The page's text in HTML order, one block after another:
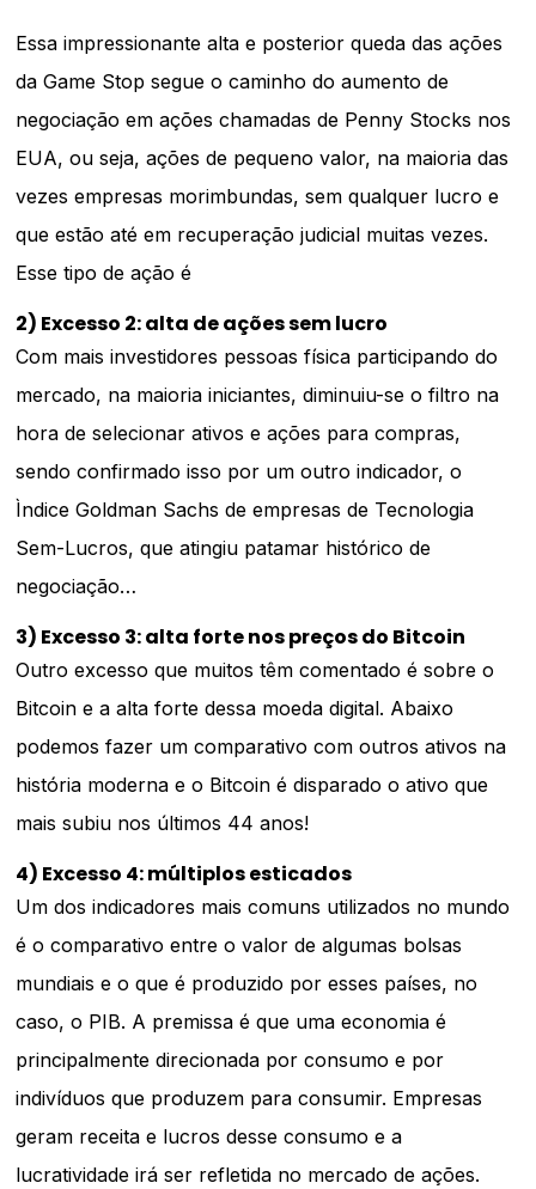
Essa impressionante alta e posterior queda das ações
da Game Stop segue o caminho do aumento de
negociação em ações chamadas de Penny Stocks nos
EUA, ou seja, ações de pequeno valor, na maioria das
vezes empresas morimbundas, sem qualquer lucro e
que estão até em recuperação judicial muitas vezes.
Esse tipo de ação é
2) Excesso 2: alta de ações sem lucro
Com mais investidores pessoas física participando do
mercado, na maioria iniciantes, diminuiu-se o filtro na
hora de selecionar ativos e ações para compras,
sendo confirmado isso por um outro indicador, o
Ìndice Goldman Sachs de empresas de Tecnologia
Sem-Lucros, que atingiu patamar histórico de
negociação…
3) Excesso 3: alta forte nos preços do Bitcoin
Outro excesso que muitos têm comentado é sobre o
Bitcoin e a alta forte dessa moeda digital. Abaixo
podemos fazer um comparativo com outros ativos na
história moderna e o Bitcoin é disparado o ativo que
mais subiu nos últimos 44 anos!
4) Excesso 4: múltiplos esticados
Um dos indicadores mais comuns utilizados no mundo
é o comparativo entre o valor de algumas bolsas
mundiais e o que é produzido por esses países, no
caso, o PIB. A premissa é que uma economia é
principalmente direcionada por consumo e por
indivíduos que produzem para consumir. Empresas
geram receita e lucros desse consumo e a
lucratividade irá ser refletida no mercado de ações.